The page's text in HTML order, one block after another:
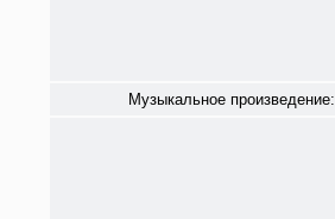
Музыкальное произведение: